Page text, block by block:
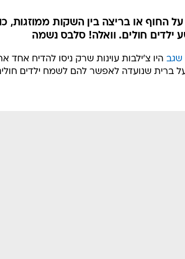
החוף או בריצה בין השקות ממוזגות,
שגב היו צ'ילבות עוינות שרק ניסו להדיח אחד
ברית שנועדה לאפשר להם לשמח ילדים